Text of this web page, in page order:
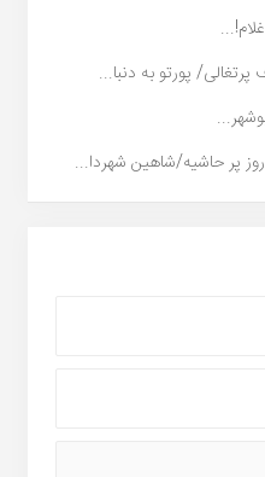
پورتو به دنبا...
پر حاشیه/شاهین شهردا...